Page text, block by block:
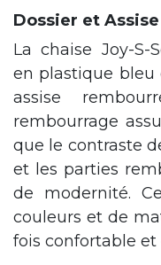
Dossier et
La chaise Joy-
en plastique bleu
assise
rembourrage
que le contraste
et les parties
de modernité.
couleurs et de
fois confortable et